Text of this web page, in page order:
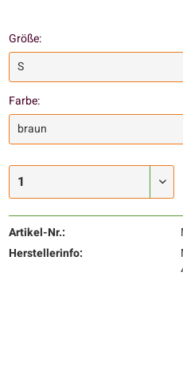
Größe:
Farbe:
Artikel-Nr.:
Herstellerinfo: